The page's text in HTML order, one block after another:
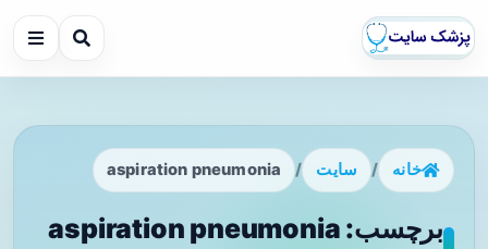
خانه / سایت /
aspiration pneumonia
برچسب: aspiration pneumonia